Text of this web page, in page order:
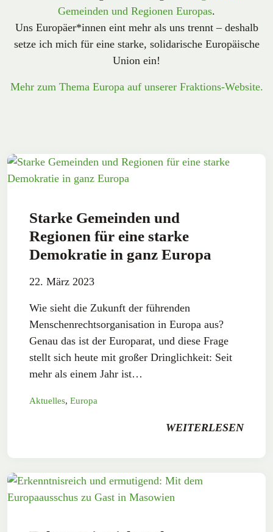
Gemeinden und Regionen Europas.
Uns Europäer*innen eint mehr als uns trennt – deshalb
setze ich mich für eine starke, solidarische Europäische
Union ein!
Mehr zum Thema Europa auf unserer Fraktions-Website.
Starke Gemeinden und
Regionen für eine starke
Demokratie in ganz Europa
22. März 2023
Wie sieht die Zukunft der führenden
Menschenrechtsorganisation in Europa aus?
Genau das ist der Europarat, und diese Frage
stellt sich heute mit großer Dringlichkeit: Seit
mehr als einem Jahr ist…
Aktuelles, Europa
WEITERLESEN